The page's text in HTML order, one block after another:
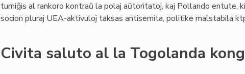
turniĝis al rankoro kontraŭ la polaj aŭtoritatoj, kaj Pollando entute,
socion pluraj UEA-aktivuloj taksas antisemita, politike malstabila
Civita saluto al la Togolanda